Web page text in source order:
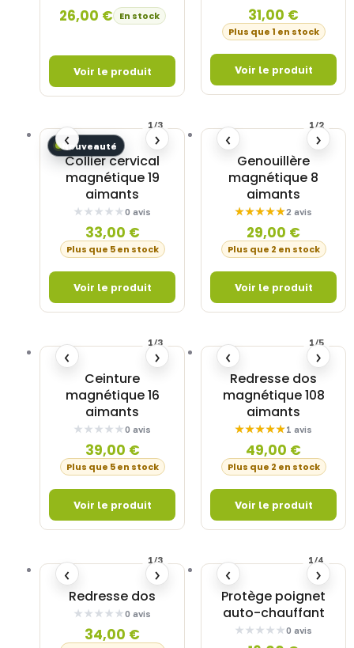
26,00 € En stock 31,00 €
Plus que 1 en stock
Nouveauté
Collier cervical
magnétique 19
aimants
0 avis
33,00 €
Plus que 5 en stock
‹ ›
1/3
Genouillère
magnétique 8
aimants
2 avis
29,00 €
Plus que 2 en stock
‹ ›
1/2
Ceinture
magnétique 16
aimants
0 avis
39,00 €
Plus que 5 en stock
‹ ›
1/3
Redresse dos
magnétique 108
aimants
1 avis
49,00 €
Plus que 2 en stock
‹ ›
1/5
Redresse dos
0 avis
34,00 €
‹ ›
1/3
Protège poignet
auto-chauffant
0 avis
‹ ›
1/4